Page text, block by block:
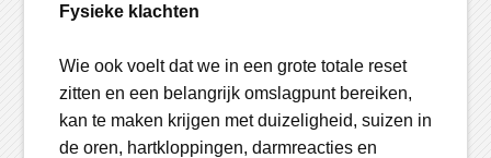
Fysieke klachten
Wie ook voelt dat we in een grote totale reset
zitten en een belangrijk omslagpunt bereiken,
kan te maken krijgen met duizeligheid, suizen in
de oren, hartkloppingen, darmreacties en